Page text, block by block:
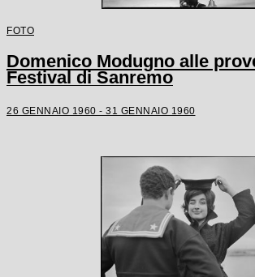
FOTO
Domenico Modugno alle
Festival di Sanremo
26 GENNAIO 1960 - 31 GENNAIO 1960